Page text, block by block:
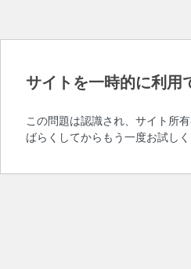
サイトを一時的に利用
この問題は認識され、サイト所
ばらくしてからもう一度お試しく